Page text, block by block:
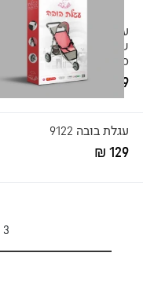
עגלת בובה תאומים עם
שימשייה עילית וגלגלי
סיליקון 8178
229 ₪
עגלת בובה 9122
129 ₪
3